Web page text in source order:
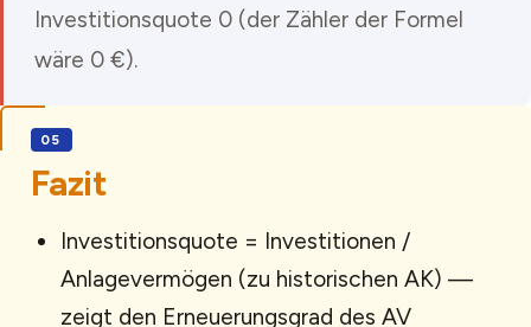
Investitionsquote 0 (der Zähler der Formel
wäre 0 €).
Fazit
Investitionsquote = Investitionen /
Anlagevermögen (zu historischen AK) —
zeigt den Erneuerungsgrad des AV